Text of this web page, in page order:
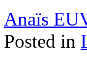
Anaïs
Posted in